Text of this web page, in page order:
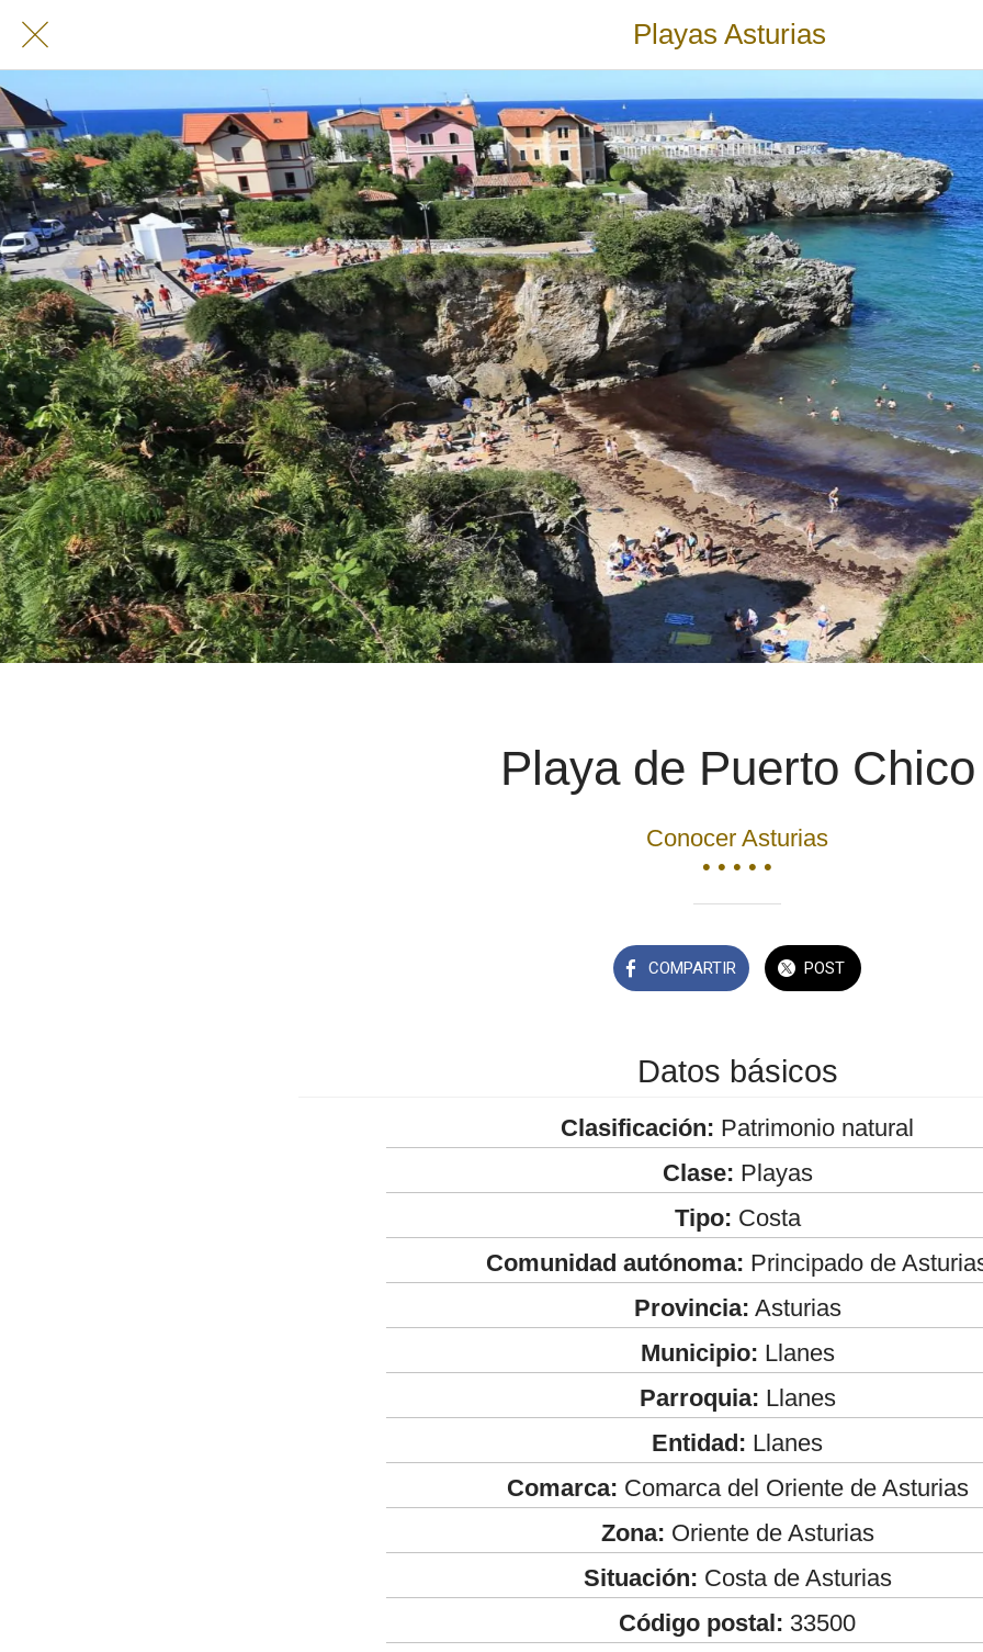
Playas Asturias
Playa de Puerto Chico
Conocer Asturias
• • • • •
COMPARTIR POST
Datos básicos
Clasificación: Patrimonio natural
Clase: Playas
Tipo: Costa
Comunidad autónoma: Principado de
Provincia: Asturias
Municipio: Llanes
Parroquia: Llanes
Entidad: Llanes
Comarca: Comarca del Oriente de Asturias
Zona: Oriente de Asturias
Situación: Costa de Asturias
Código postal: 33500